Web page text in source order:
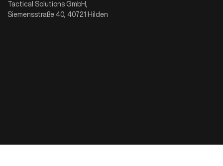
Tactical Solutions GmbH,
Siemensstraße 40, 40721 Hilden